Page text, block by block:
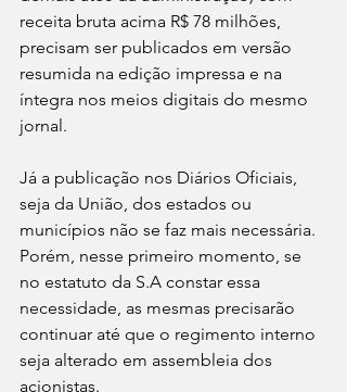
receita bruta acima R$ 78 milhões,
precisam ser publicados em versão
resumida na edição impressa e na
íntegra nos meios digitais do mesmo
jornal.
Já a publicação nos Diários Oficiais,
seja da União, dos estados ou
municípios não se faz mais necessária.
Porém, nesse primeiro momento, se
no estatuto da S.A constar essa
necessidade, as mesmas precisarão
continuar até que o regimento interno
seja alterado em assembleia dos
acionistas.